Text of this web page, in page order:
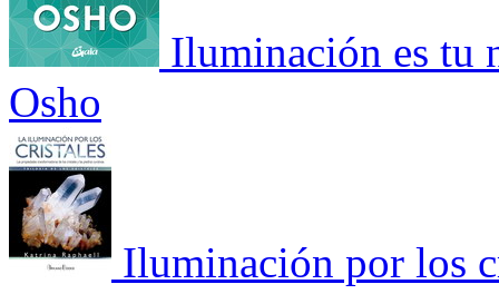
Iluminación es tu
Osho
Iluminación por los